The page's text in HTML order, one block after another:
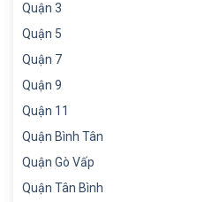
Quận 3
Quận 5
Quận 7
Quận 9
Quận 11
Quận Bình Tân
Quận Gò Vấp
Quận Tân Bình